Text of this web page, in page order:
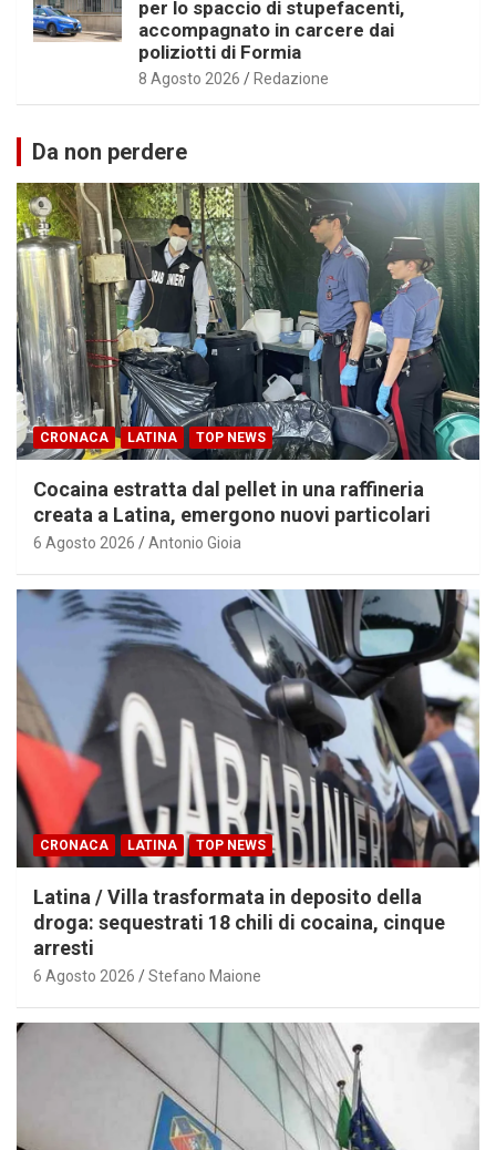
per lo spaccio di stupefacenti,
accompagnato in carcere dai
poliziotti di Formia
8 Agosto 2026 Redazione
Da non perdere
CRONACA LATINA TOP NEWS
Cocaina estratta dal pellet in una raffineria
creata a Latina, emergono nuovi particolari
6 Agosto 2026 Antonio Gioia
CRONACA LATINA TOP NEWS
Latina / Villa trasformata in deposito della
droga: sequestrati 18 chili di cocaina, cinque
arresti
6 Agosto 2026 Stefano Maione